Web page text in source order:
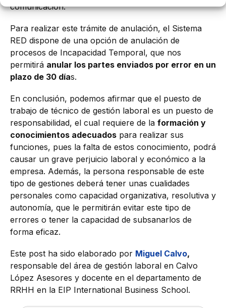
comunicación.
Para realizar este trámite de anulación, el Sistema
RED dispone de una opción de anulación de
procesos de Incapacidad Temporal, que nos
permitirá anular los partes enviados por error en un
plazo de 30 días.
En conclusión, podemos afirmar que el puesto de
trabajo de técnico de gestión laboral es un puesto de
responsabilidad, el cual requiere de la formación y
conocimientos adecuados para realizar sus
funciones, pues la falta de estos conocimiento, podrá
causar un grave perjuicio laboral y económico a la
empresa. Además, la persona responsable de este
tipo de gestiones deberá tener unas cualidades
personales como capacidad organizativa, resolutiva y
autonomía, que le permitirán evitar este tipo de
errores o tener la capacidad de subsanarlos de
forma eficaz.
Este post ha sido elaborado por Miguel Calvo,
responsable del área de gestión laboral en Calvo
López Asesores y docente en el departamento de
RRHH en la EIP International Business School.